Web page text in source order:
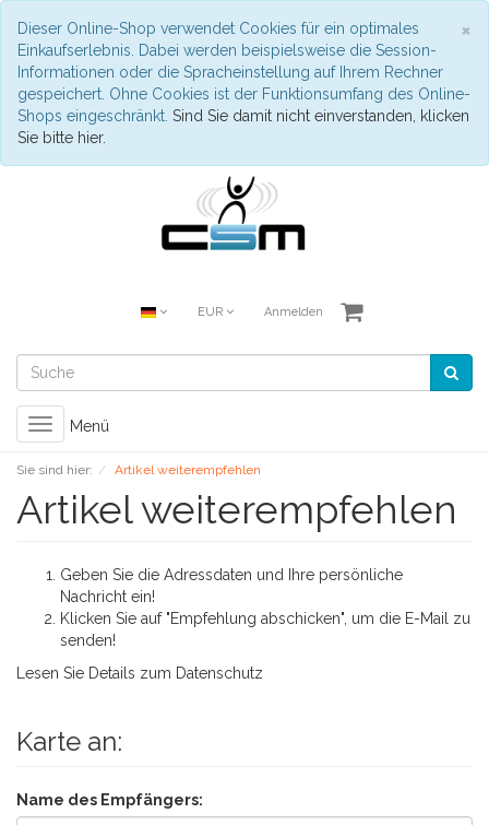
×
Dieser Online-Shop verwendet Cookies für ein optimales
Einkaufserlebnis. Dabei werden beispielsweise die Session-
Informationen oder die Spracheinstellung auf Ihrem Rechner
gespeichert. Ohne Cookies ist der Funktionsumfang des Online-
Shops eingeschränkt. Sind Sie damit nicht einverstanden, klicken
Sie bitte hier.
EUR Anmelden
Toggle
navigation
Menü
Sie sind hier: Artikel weiterempfehlen
Artikel weiterempfehlen
Geben Sie die Adressdaten und Ihre persönliche
Nachricht ein!
Klicken Sie auf "Empfehlung abschicken", um die E-Mail zu
senden!
Lesen Sie Details zum Datenschutz
Karte an:
Name des Empfängers: